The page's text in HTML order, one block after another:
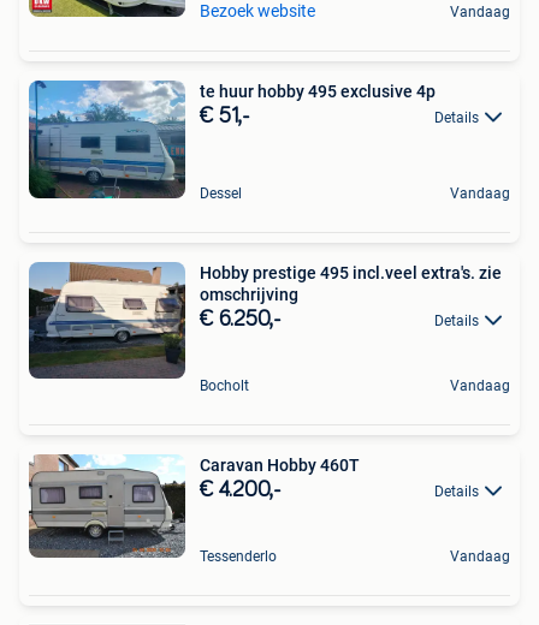
Bezoek website Vandaag
te huur hobby 495 exclusive 4p
€ 51,- Details
Dessel Vandaag
Hobby prestige 495 incl.veel extra's. zie
omschrijving
€ 6.250,- Details
Bocholt Vandaag
Caravan Hobby 460T
€ 4.200,- Details
Tessenderlo Vandaag